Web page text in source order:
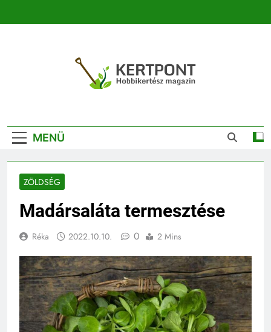
Kertészeti
Magazin |
Növényhatározó
MENÜ
ZÖLDSÉG
Madársaláta termesztése
Réka 2022.10.10. 0 2 Mins